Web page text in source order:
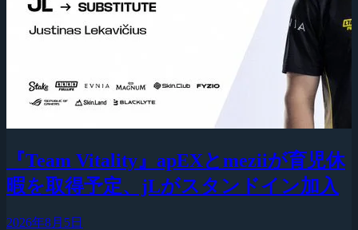
『Team Vitality』apEXとmeziiが育児休
暇を取得予定、jLがスタンドイン加入
2026年8月5日